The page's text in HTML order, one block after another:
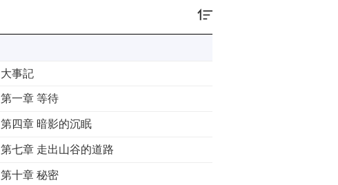
大事記
第一章 等待
第四章 暗影的沉眠
第七章 走出山谷的道路
第十章 秘密